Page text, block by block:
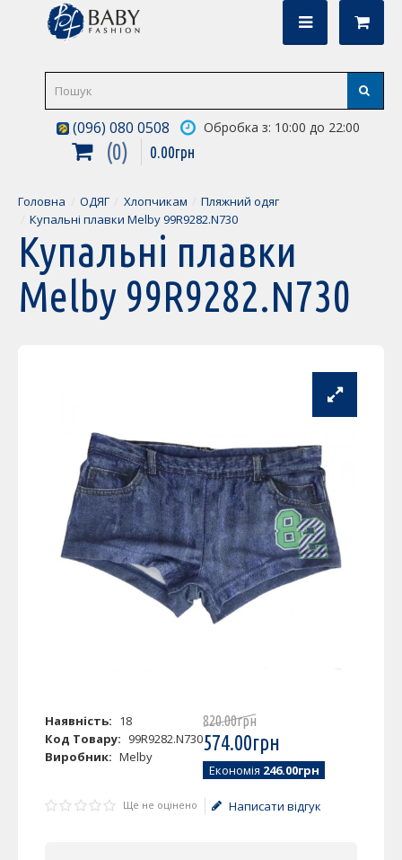
(096) 080 0508 Обробка з: 10:00 до 22:00
0 0.00грн
Головна ОДЯГ Хлопчикам
Пляжний одяг
Купальні плавки Melby 99R9282.N730
Купальні плавки
Melby 99R9282.N730
Наявність: 18
Код Товару: 99R9282.N730
Виробник: Melby
820.00грн
574.00грн
Економія 246.00грн
Ще не оцінено Написати відгук